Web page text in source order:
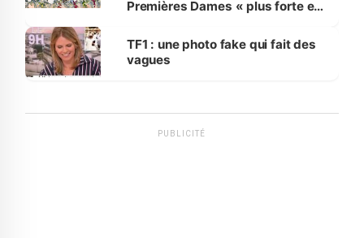
Premières Dames « plus forte et
sur la scène internationale »
TF1 : une photo fake qui fait des
vagues
PUBLICITÉ